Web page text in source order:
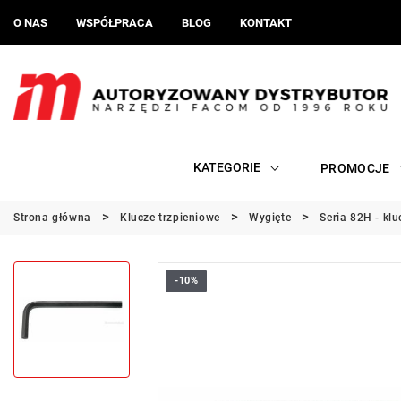
O NAS WSPÓŁPRACA BLOG KONTAKT
KATEGORIE PROMOCJE
Strona główna Klucze trzpieniowe Wygięte Seria 82H -
-10%